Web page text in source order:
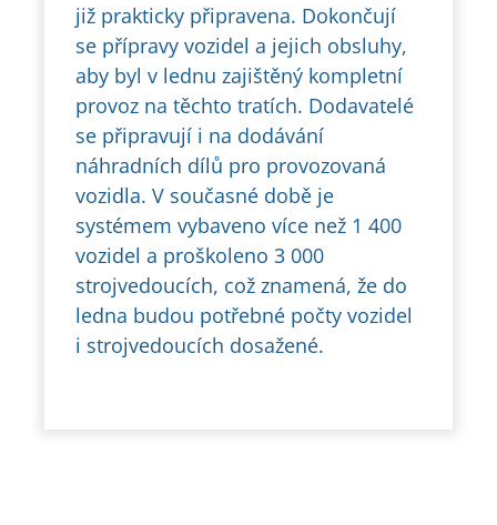
již prakticky připravena. Dokončují
se přípravy vozidel a jejich obsluhy,
aby byl v lednu zajištěný kompletní
provoz na těchto tratích. Dodavatelé
se připravují i na dodávání
náhradních dílů pro provozovaná
vozidla. V současné době je
systémem vybaveno více než 1 400
vozidel a proškoleno 3 000
strojvedoucích, což znamená, že do
ledna budou potřebné počty vozidel
i strojvedoucích dosažené.